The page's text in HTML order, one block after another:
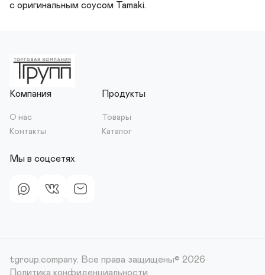
с оригинальным соусом Tamaki.
Компания
О нас
Контакты
Продукты
Товары
Каталог
Мы в соцсетях
tgroup.company. Все права защищены© 2026
Политика конфиденциальности